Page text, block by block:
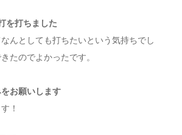
を打ちました
んとしても打ちたいという気持ちでし
たのでよかったです。
お願いします
！